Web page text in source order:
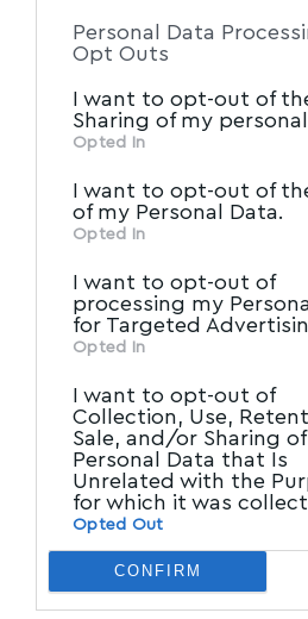
of the further disclosure
of downstream
information may also be
Participantsthat may
other third parties.
Personal Data
Opt Outs
I want to opt-out of
Sharing of my
Opted In
I want to opt-out of
of my Personal Data.
Opted In
I want to opt-out of
processing my
for Targeted
Opted In
I want to opt-out of
Collection, Use,
Sale, and/or Sharing
Personal Data that Is
Unrelated with the
for which it was
Opted Out
CONFIRM
Εγκαινιάστηκε η γέφυρα
(pics & vid) – Νέο
στην ΒΙΠΕ
Παραδόθηκε σήμερα προς
γέφυρα του Αναύρου, στην
Newsroom 06/06/2024
ΤΟΠΙΚΑ ΝΕΑ
Εγκαινιάζεται η νέα
Άλλη Μεριά